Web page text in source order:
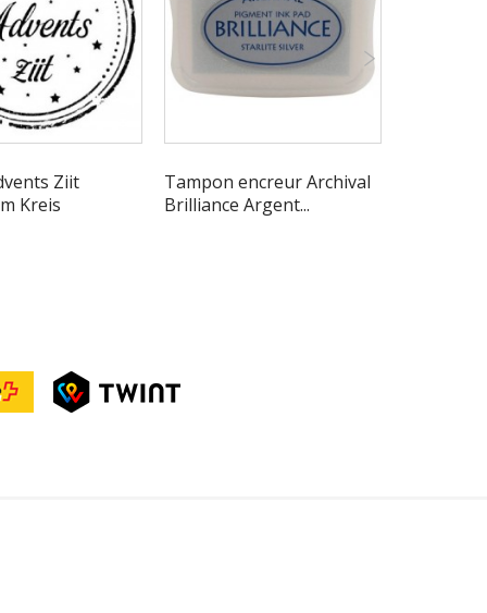
Ziit
Kreis
Tampon encreur Archival
Brilliance Argent...